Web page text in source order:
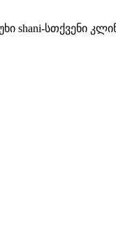
shani-სთქვენი